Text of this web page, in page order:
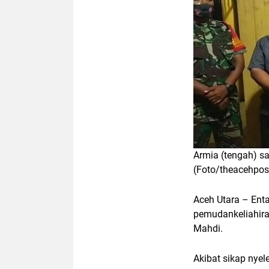
Armia (tengah)
(Foto/
Aceh Utara –
Mahdi.
Akibat sikap